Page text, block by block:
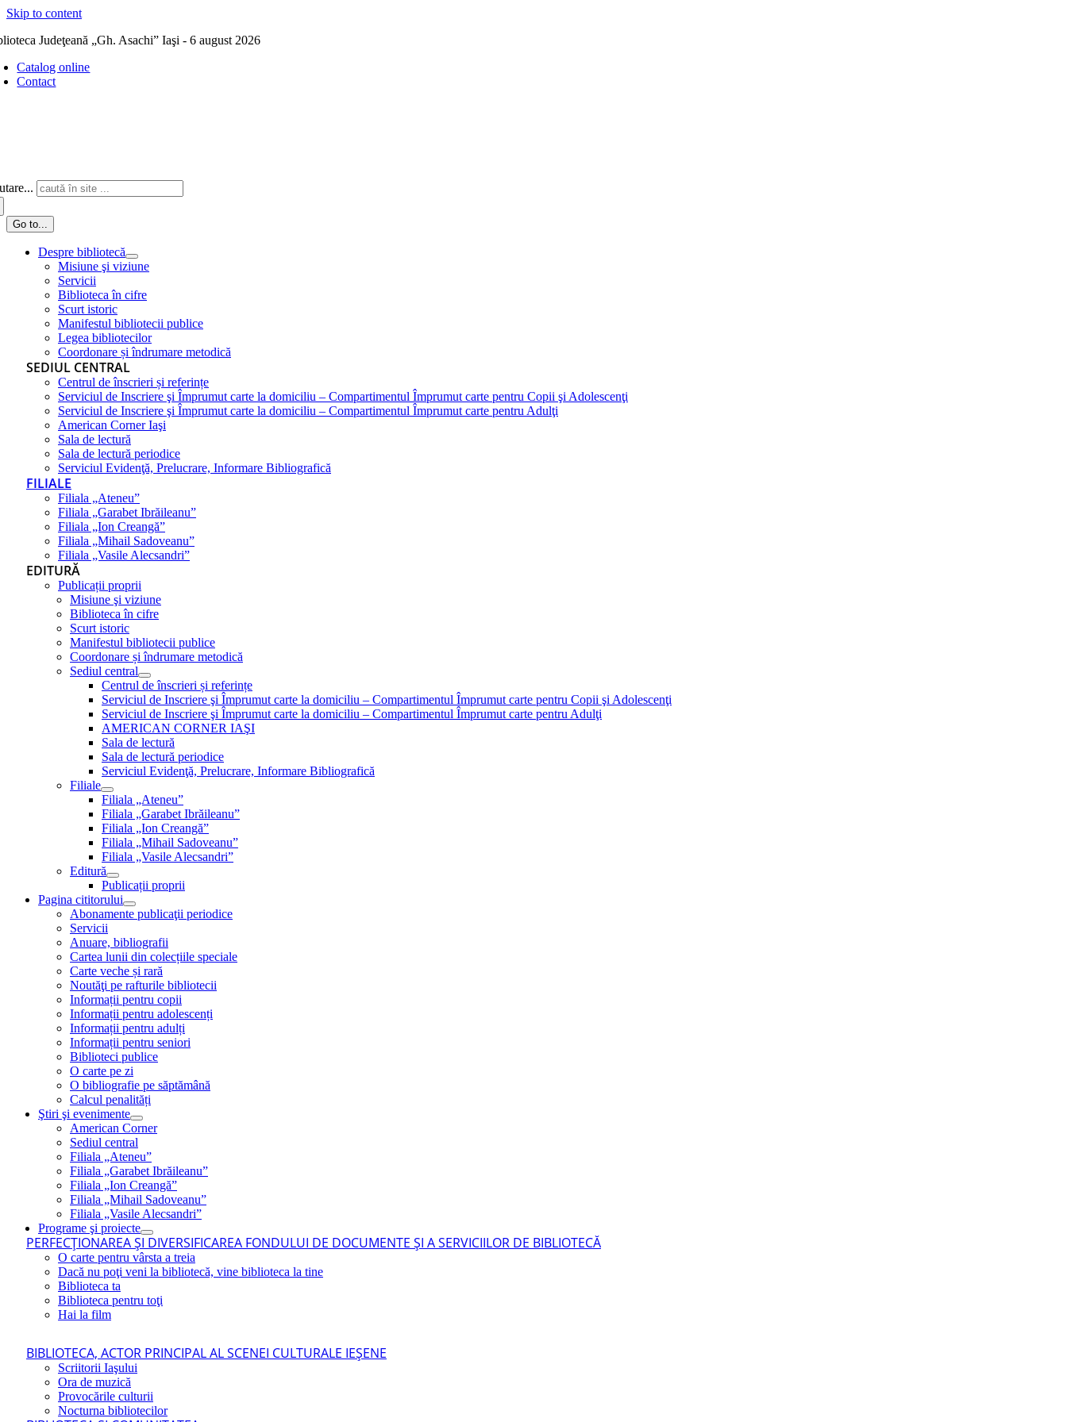
Skip to content
Judeţeană „Gh. Asachi” Iaşi - 6 august 2026
Catalog online
Contact
Go to...
Despre bibliotecă
Misiune şi viziune
Servicii
Biblioteca în cifre
Scurt istoric
Manifestul bibliotecii publice
Legea bibliotecilor
Coordonare și îndrumare metodică
SEDIUL CENTRAL
Centrul de înscrieri și referințe
Serviciul de Inscriere şi Împrumut carte la domiciliu – Compartimentul Împrumut carte pentru Copii şi Adolescenţi
Serviciul de Inscriere şi Împrumut carte la domiciliu – Compartimentul Împrumut carte pentru Adulţi
American Corner Iaşi
Sala de lectură
Sala de lectură periodice
Serviciul Evidenţă, Prelucrare, Informare Bibliografică
FILIALE
Filiala „Ateneu”
Filiala „Garabet Ibrăileanu”
Filiala „Ion Creangă”
Filiala „Mihail Sadoveanu”
Filiala „Vasile Alecsandri”
EDITURĂ
Publicații proprii
Misiune şi viziune
Biblioteca în cifre
Scurt istoric
Manifestul bibliotecii publice
Coordonare și îndrumare metodică
Sediul central
Centrul de înscrieri și referințe
Serviciul de Inscriere şi Împrumut carte la domiciliu – Compartimentul Împrumut carte pentru Copii şi Adolescenţi
Serviciul de Inscriere şi Împrumut carte la domiciliu – Compartimentul Împrumut carte pentru Adulţi
AMERICAN CORNER IAŞI
Sala de lectură
Sala de lectură periodice
Serviciul Evidenţă, Prelucrare, Informare Bibliografică
Filiale
Filiala „Ateneu”
Filiala „Garabet Ibrăileanu”
Filiala „Ion Creangă”
Filiala „Mihail Sadoveanu”
Filiala „Vasile Alecsandri”
Editură
Publicații proprii
Pagina cititorului
Abonamente publicaţii periodice
Servicii
Anuare, bibliografii
Cartea lunii din colecțiile speciale
Carte veche și rară
Noutăţi pe rafturile bibliotecii
Informații pentru copii
Informații pentru adolescenți
Informații pentru adulți
Informații pentru seniori
Biblioteci publice
O carte pe zi
O bibliografie pe săptămână
Calcul penalități
Ştiri şi evenimente
American Corner
Sediul central
Filiala „Ateneu”
Filiala „Garabet Ibrăileanu”
Filiala „Ion Creangă”
Filiala „Mihail Sadoveanu”
Filiala „Vasile Alecsandri”
Programe şi proiecte
PERFECŢIONAREA ŞI DIVERSIFICAREA FONDULUI DE DOCUMENTE ŞI A SERVICIILOR DE BIBLIOTECĂ
O carte pentru vârsta a treia
Dacă nu poţi veni la bibliotecă, vine biblioteca la tine
Biblioteca ta
Biblioteca pentru toţi
Hai la film
BIBLIOTECA, ACTOR PRINCIPAL AL SCENEI CULTURALE IEŞENE
Scriitorii Iaşului
Ora de muzică
Provocările culturii
Nocturna bibliotecilor